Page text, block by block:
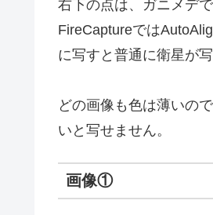
右下の点は、ガニメデで
FireCaptureでは
に写すと普通に衛星が写
どの画像も色は薄いの
いと写せません。
画像①